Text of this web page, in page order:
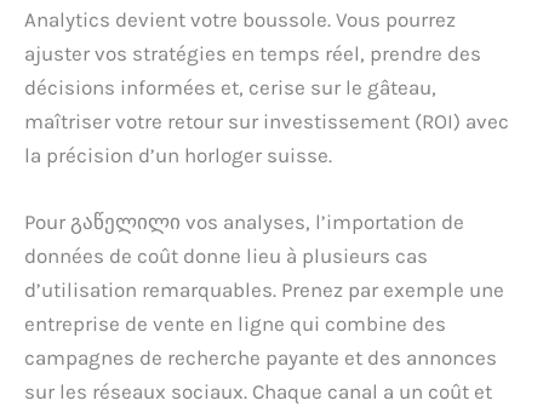
Analytics devient votre boussole. Vous pourrez
ajuster vos stratégies en temps réel, prendre des
décisions informées et, cerise sur le gâteau,
maîtriser votre retour sur investissement (ROI) avec
la précision d’un horloger suisse.
Pour გაწელილი vos analyses, l’importation de
données de coût donne lieu à plusieurs cas
d’utilisation remarquables. Prenez par exemple une
entreprise de vente en ligne qui combine des
campagnes de recherche payante et des annonces
sur les réseaux sociaux. Chaque canal a un coût et